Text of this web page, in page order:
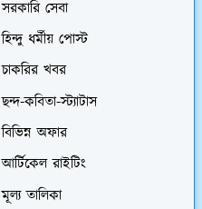
সরকারি সেবা
হিন্দু ধর্মীয় পোস্ট
চাকরির খবর
ছন্দ-কবিতা-স্ট্যাটাস
বিভিন্ন অফার
আর্টিকেল রাইটিং
মূল্য তালিকা